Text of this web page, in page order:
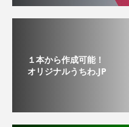
１本から作成可能！
オリジナルうちわ.JP